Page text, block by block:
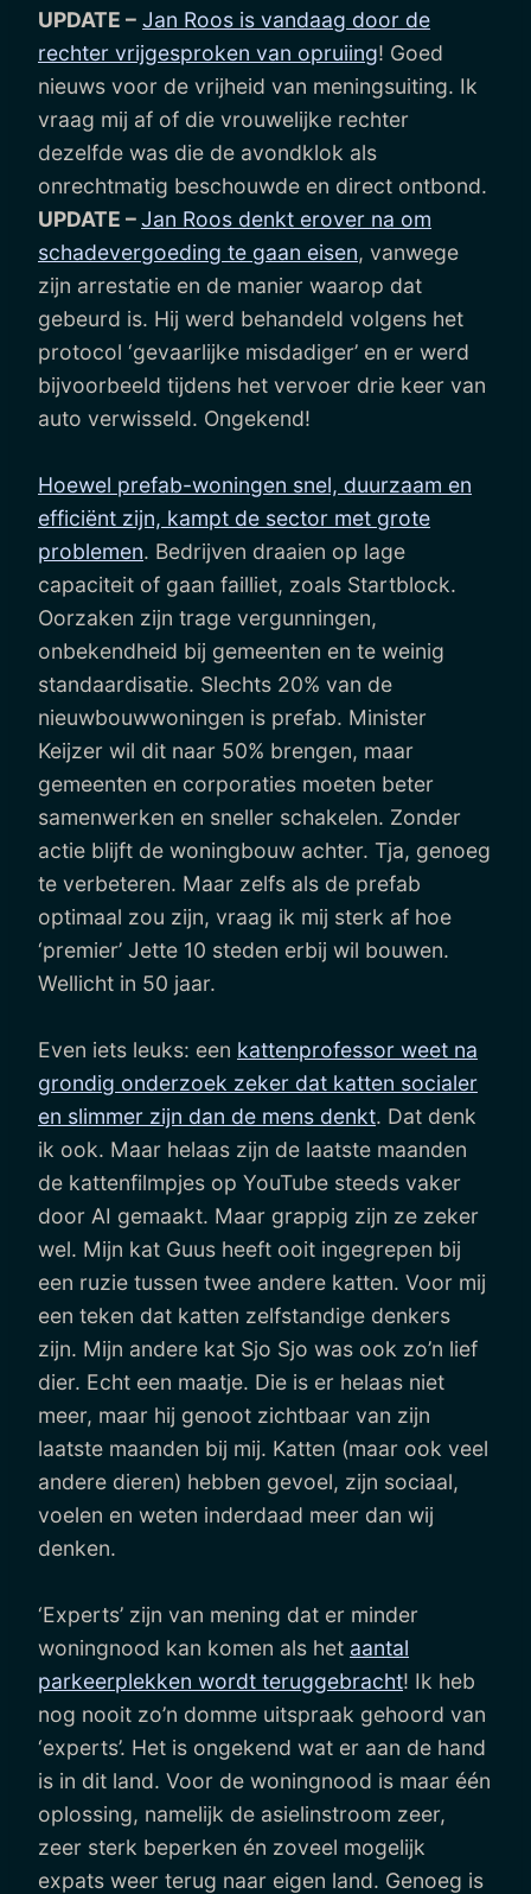
UPDATE – Jan Roos is vandaag door de
rechter vrijgesproken van opruiing! Goed
nieuws voor de vrijheid van meningsuiting. Ik
vraag mij af of die vrouwelijke rechter
dezelfde was die de avondklok als
onrechtmatig beschouwde en direct ontbond.
UPDATE –Jan Roos denkt erover na om
schadevergoeding te gaan eisen, vanwege
zijn arrestatie en de manier waarop dat
gebeurd is. Hij werd behandeld volgens het
protocol ‘gevaarlijke misdadiger’ en er werd
bijvoorbeeld tijdens het vervoer drie keer van
auto verwisseld. Ongekend!
Hoewel prefab-woningen snel, duurzaam en
efficiënt zijn, kampt de sector met grote
problemen. Bedrijven draaien op lage
capaciteit of gaan failliet, zoals Startblock.
Oorzaken zijn trage vergunningen,
onbekendheid bij gemeenten en te weinig
standaardisatie. Slechts 20% van de
nieuwbouwwoningen is prefab. Minister
Keijzer wil dit naar 50% brengen, maar
gemeenten en corporaties moeten beter
samenwerken en sneller schakelen. Zonder
actie blijft de woningbouw achter. Tja, genoeg
te verbeteren. Maar zelfs als de prefab
optimaal zou zijn, vraag ik mij sterk af hoe
‘premier’ Jette 10 steden erbij wil bouwen.
Wellicht in 50 jaar.
Even iets leuks: een kattenprofessor weet na
grondig onderzoek zeker dat katten socialer
en slimmer zijn dan de mens denkt. Dat denk
ik ook. Maar helaas zijn de laatste maanden
de kattenfilmpjes op YouTube steeds vaker
door AI gemaakt. Maar grappig zijn ze zeker
wel. Mijn kat Guus heeft ooit ingegrepen bij
een ruzie tussen twee andere katten. Voor mij
een teken dat katten zelfstandige denkers
zijn. Mijn andere kat Sjo Sjo was ook zo’n lief
dier. Echt een maatje. Die is er helaas niet
meer, maar hij genoot zichtbaar van zijn
laatste maanden bij mij. Katten (maar ook veel
andere dieren) hebben gevoel, zijn sociaal,
voelen en weten inderdaad meer dan wij
denken.
‘Experts’ zijn van mening dat er minder
woningnood kan komen als het aantal
parkeerplekken wordt teruggebracht! Ik heb
nog nooit zo’n domme uitspraak gehoord van
‘experts’. Het is ongekend wat er aan de hand
is in dit land. Voor de woningnood is maar één
oplossing, namelijk de asielinstroom zeer,
zeer sterk beperken én zoveel mogelijk
expats weer terug naar eigen land. Genoeg is